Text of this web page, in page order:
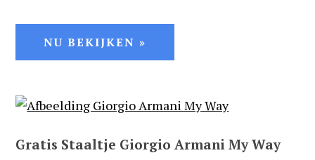
NU BEKIJKEN »
Gratis Staaltje Giorgio Armani My Way